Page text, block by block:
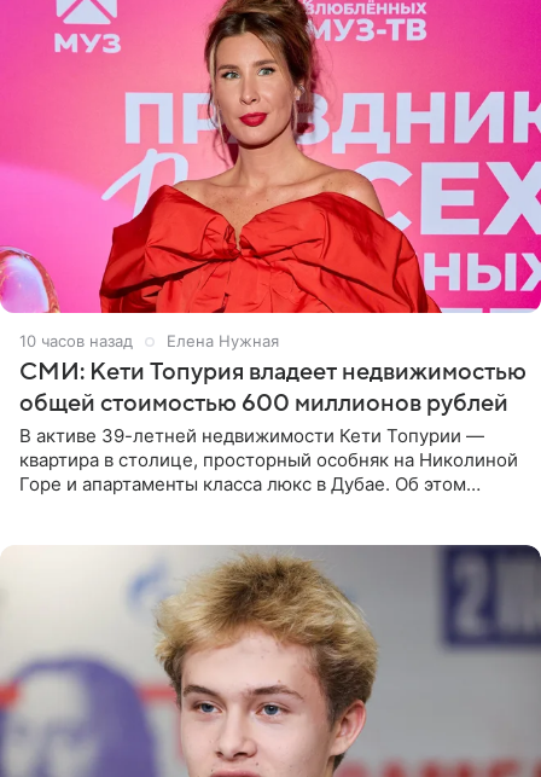
10 часов назад Елена Нужная
СМИ: Кети Топурия владеет недвижимостью
общей стоимостью 600 миллионов рублей
В активе 39-летней недвижимости Кети Топурии —
квартира в столице, просторный особняк на Николиной
Горе и апартаменты класса люкс в Дубае. Об этом